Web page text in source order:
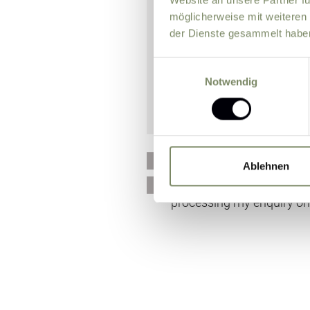
möglicherweise mit
der Dienste gesammelt
Notwendig
Ablehnen
Please send me news
I agree that the personal
processing my enquiry